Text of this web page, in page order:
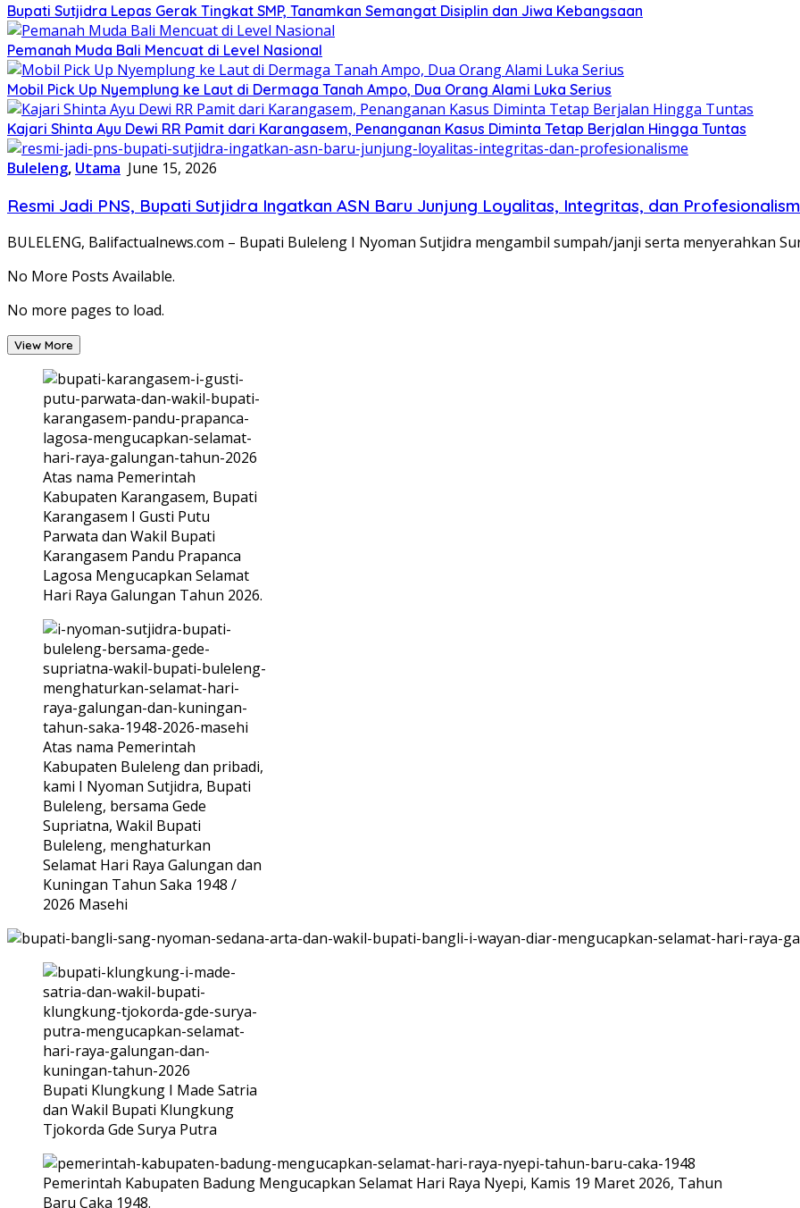
Bupati Sutjidra Lepas Gerak Tingkat SMP, Tanamkan Semangat Disiplin dan Jiwa Kebangsaan
Pemanah Muda Bali Mencuat di Level Nasional
Mobil Pick Up Nyemplung ke Laut di Dermaga Tanah Ampo, Dua Orang Alami Luka Serius
Kajari Shinta Ayu Dewi RR Pamit dari Karangasem, Penanganan Kasus Diminta Tetap Berjalan Hingga Tuntas
Buleleng, Utama June 15, 2026
Resmi Jadi PNS, Bupati Sutjidra Ingatkan ASN Baru Junjung Loyalitas, Integritas, dan
BULELENG, Balifactualnews.com – Bupati Buleleng I Nyoman Sutjidra mengambil sumpah/janji serta menyerahkan
No More Posts Available.
No more pages to load.
View More
Atas nama Pemerintah
Kabupaten Karangasem, Bupati
Karangasem I Gusti Putu
Parwata dan Wakil Bupati
Karangasem Pandu Prapanca
Lagosa Mengucapkan Selamat
Hari Raya Galungan Tahun 2026.
Atas nama Pemerintah
Kabupaten Buleleng dan pribadi,
kami I Nyoman Sutjidra, Bupati
Buleleng, bersama Gede
Supriatna, Wakil Bupati
Buleleng, menghaturkan
Selamat Hari Raya Galungan dan
Kuningan Tahun Saka 1948 /
2026 Masehi
Bupati Klungkung I Made Satria
dan Wakil Bupati Klungkung
Tjokorda Gde Surya Putra
Pemerintah Kabupaten Badung Mengucapkan Selamat Hari Raya Nyepi, Kamis 19 Maret 2026, Tahun
Baru Caka 1948.